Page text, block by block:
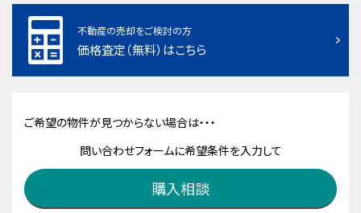
不動産の売却をご検討の方
価格査定（無料）はこちら
ご希望の物件が見つからない場合は・・・
問い合わせフォームに希望条件を入力して
購入相談